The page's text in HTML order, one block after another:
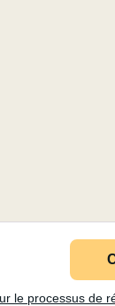
le processus de
Conditions
Mentions légales
consentement aux